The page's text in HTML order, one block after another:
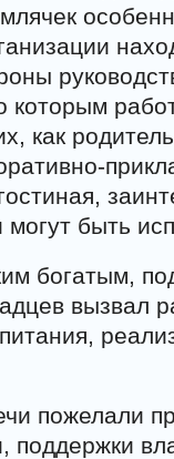
которым
как
быть
богатым,
вызвал
пожелали